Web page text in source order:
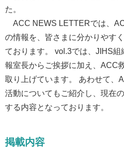
活動報告
関連情報
個人情報保護について
はじめにお読みください
た。
ACC NEWS LETTERでは、
の情報を、皆さまに分かりやす
ております。 vol.3では、JIHS
報室長からご挨拶に加え、ACC
取り上げています。 あわせて、
活動についてもご紹介し、現在
する内容となっております。
掲載内容